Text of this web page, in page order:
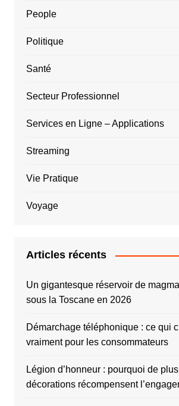
People
Politique
Santé
Secteur Professionnel
Services en Ligne – Applications
Streaming
Vie Pratique
Voyage
Articles récents
Un gigantesque réservoir de
sous la Toscane en 2026
Démarchage téléphonique : ce qui
vraiment pour les consommateurs
Légion d’honneur : pourquoi de
décorations récompensent